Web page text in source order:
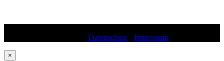
Datenschutz Impressum
×